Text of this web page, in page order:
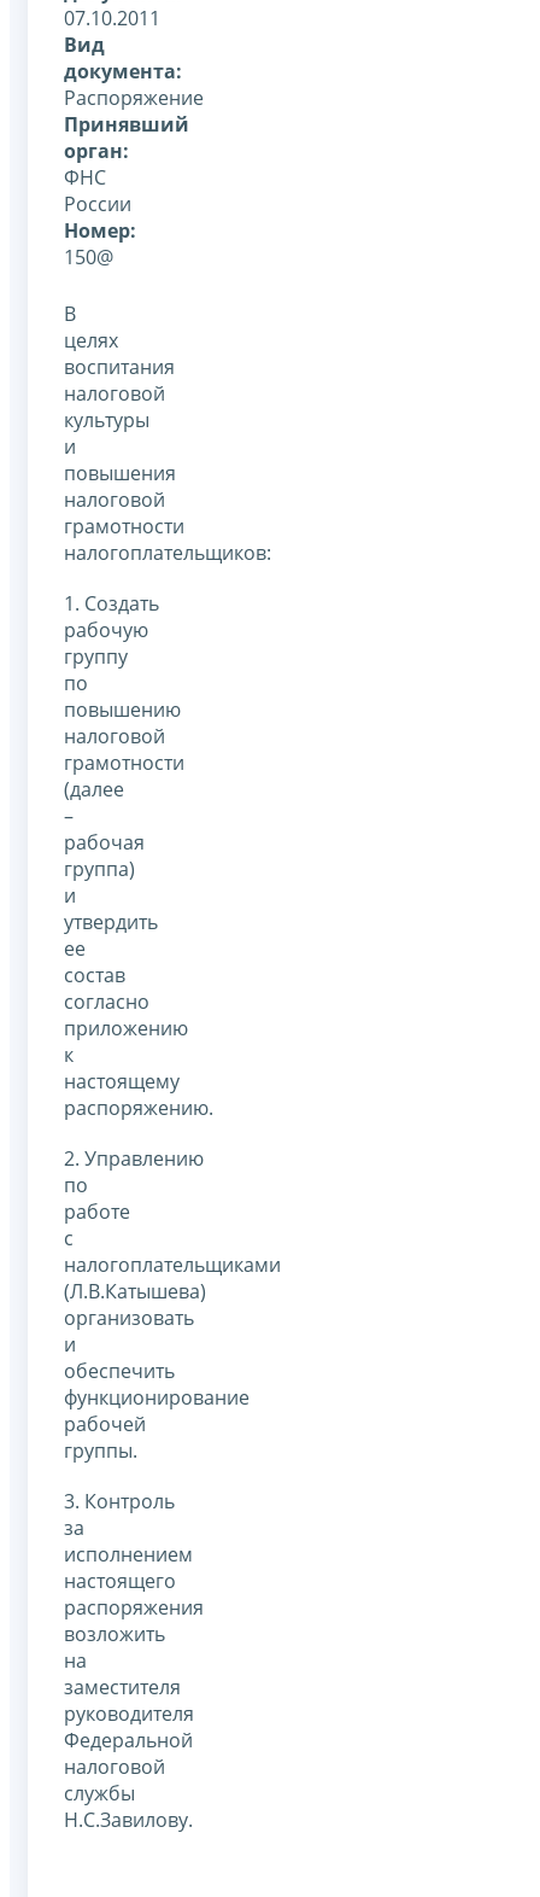
07.10.2011
Вид
документа:
Распоряжение
Принявший
орган:
ФНС
России
Номер:
150@
В
целях
воспитания
налоговой
культуры
и
повышения
налоговой
грамотности
налогоплательщиков:
1. Создать
рабочую
группу
по
повышению
налоговой
грамотности
(далее
–
рабочая
группа)
и
утвердить
ее
состав
согласно
приложению
к
настоящему
распоряжению.
2. Управлению
по
работе
с
налогоплательщиками
(Л.В.Катышева)
организовать
и
обеспечить
функционирование
рабочей
группы.
3. Контроль
за
исполнением
настоящего
распоряжения
возложить
на
заместителя
руководителя
Федеральной
налоговой
службы
Н.С.Завилову.